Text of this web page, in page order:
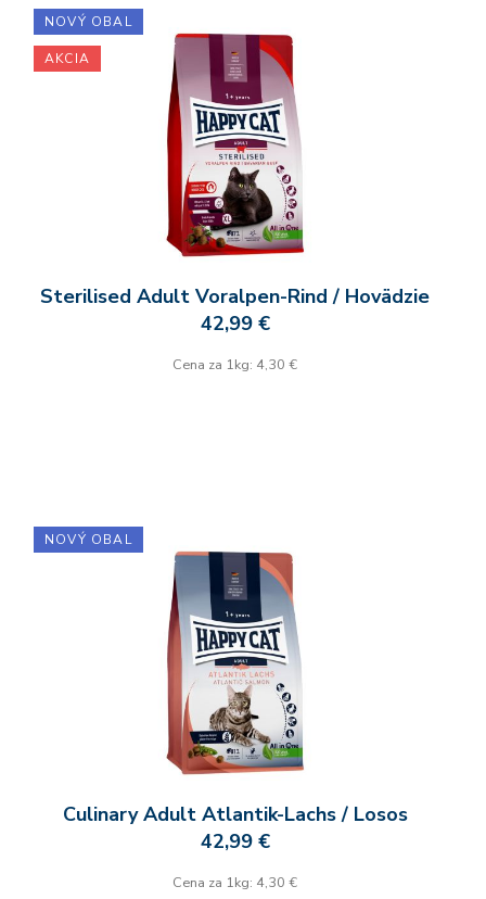
Sterilised Adult Voralpen-Rind / Hovädzie
42,99 €
Cena za 1kg: 4,30 €
NOVÝ OBAL
AKCIA
Culinary Adult Atlantik-Lachs / Losos
42,99 €
Cena za 1kg: 4,30 €
NOVÝ OBAL